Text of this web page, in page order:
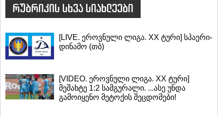
რუბრიკის სხვა სიახლეები
[LIVE. ეროვნული ლიგა. XX ტური] სპაერი-
დინამო (თბ)
[VIDEO. ეროვნული ლიგა. XX ტური]
მეშახტე 1:2 სამგურალი. ...ასე უნდა
გამოიყენო მეტოქის შეცდომები!